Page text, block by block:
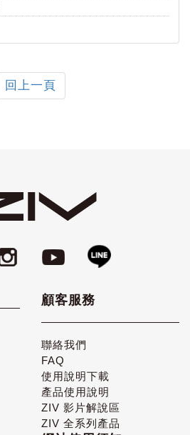
回上一頁
顧客服務
聯絡我們
FAQ
使用說明下載
產品使用說明
ZIV 影片解說區
ZIV 全系列產品